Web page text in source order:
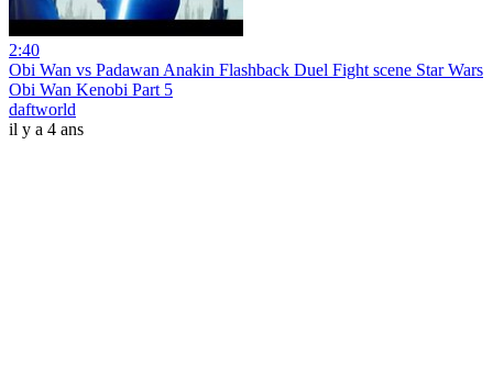
2:40
Obi Wan vs Padawan Anakin Flashback Duel Fight scene Star Wars
Obi Wan Kenobi Part 5
daftworld
il y a 4 ans